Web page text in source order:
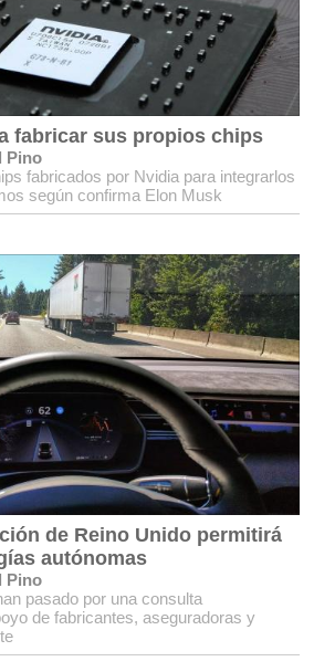
fabricar sus propios chips
Pino
fabricados por Nvidia para integrarlos
según confirma Elon Musk
de Reino Unido permitirá
autónomas
Pino
pasado por una consulta
de fabricantes, aseguradoras y